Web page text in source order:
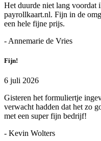
Het duurde niet lang voordat
payrollkaart.nl. Fijn in de
een hele fijne prijs.
- Annemarie de Vries
Fijn!
6 juli 2026
Gisteren het formuliertje
verwacht hadden dat het zo
met een super fijn bedrijf!
- Kevin Wolters